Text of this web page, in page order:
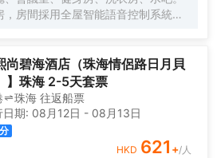
既往地體驗到真誠、貼心的服務，
到賓至如歸，我們致力讓每一位賓
房間採用全屋智能語音控制系統、
可以去長隆海洋王國遊玩，情侶路海
無論您是商務出差還是遊玩，都是
德姆酒店歡迎您的到來！
尚碧海酒店（珠海情侶路日月貝
】珠海 2-5天套票
珠海 往返船票
日期: 08月12日 - 08月13日
分
HKD 621 +/人